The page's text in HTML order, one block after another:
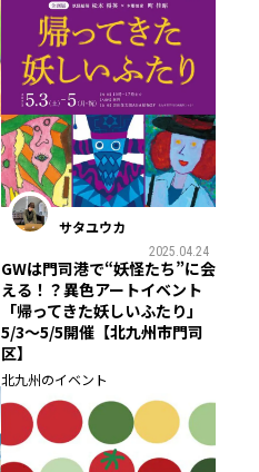
サタユウカ
2025.04.24
GWは門司港で“妖怪たち”に会
える！？異色アートイベント
「帰ってきた妖しいふたり」
5/3〜5/5開催【北九州市門司
区】
北九州のイベント